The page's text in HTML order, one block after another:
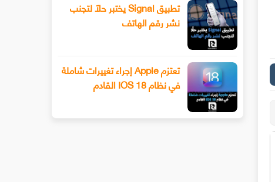
تطبيق Signal يختبر حلًا لتجنب
نشر رقم الهاتف
تعتزم Apple إجراء تغييرات شاملة
في نظام IOS 18 القادم